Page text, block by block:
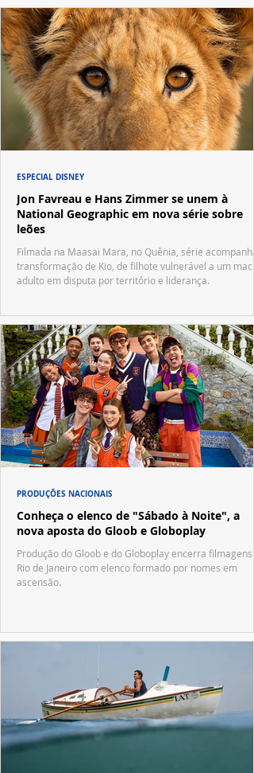
Jon Favreau e Hans Zimmer se unem à
National Geographic em nova série sobre
leões
Filmada na Maasai Mara, no Quênia, série acompanha
transformação de Kio, de filhote vulnerável a um
adulto em disputa por território e liderança.
ESPECIAL DISNEY
Conheça o elenco de "Sábado à Noite", a
nova aposta do Gloob e Globoplay
Produção do Gloob e do Globoplay encerra filmagens
Rio de Janeiro com elenco formado por nomes em
ascensão.
PRODUÇÕES NACIONAIS